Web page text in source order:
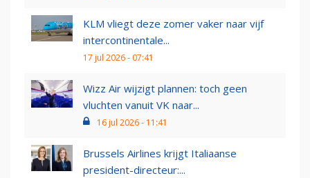
KLM vliegt deze zomer vaker naar vijf
intercontinentale...
17 jul 2026 - 07:41
Wizz Air wijzigt plannen: toch geen
vluchten vanuit VK naar...
16 jul 2026 - 11:41
Brussels Airlines krijgt Italiaanse
president-directeur:...